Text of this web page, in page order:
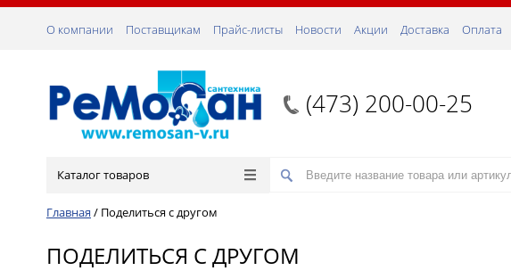
О компании Поставщикам Прайс-листы Новости Акции Доставка Оплата
(473) 200-00-25
Каталог товаров
Главная / Поделиться с другом
ПОДЕЛИТЬСЯ С ДРУГОМ